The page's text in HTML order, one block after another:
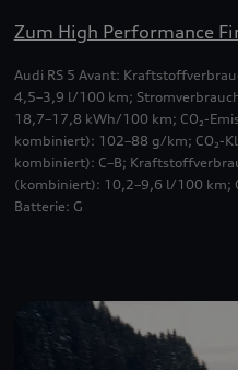
Zum High Performance
Audi RS 5 Avant:
4,5–3,9 l/100 km;
18,7–17,8 kWh/100 km; CO₂-
kombiniert): 102–88 g/km; CO₂-
kombiniert): C–B;
(kombiniert): 10,2–9,6 l/100 km;
Batterie: G